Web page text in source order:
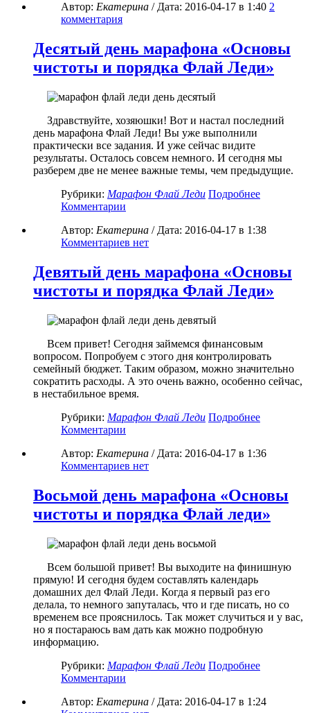
Автор: Екатерина / Дата: 2016-04-17 в 1:40 2
комментария
Десятый день марафона «Основы
чистоты и порядка Флай Леди»
Здравствуйте, хозяюшки! Вот и настал последний
день марафона Флай Леди! Вы уже выполнили
практически все задания. И уже сейчас видите
результаты. Осталось совсем немного. И сегодня мы
разберем две не менее важные темы, чем предыдущие.
Рубрики: Марафон Флай Леди Подробнее
Комментарии
Автор: Екатерина / Дата: 2016-04-17 в 1:38
Комментариев нет
Девятый день марафона «Основы
чистоты и порядка Флай Леди»
Всем привет! Сегодня займемся финансовым
вопросом. Попробуем с этого дня контролировать
семейный бюджет. Таким образом, можно значительно
сократить расходы. А это очень важно, особенно сейчас,
в нестабильное время.
Рубрики: Марафон Флай Леди Подробнее
Комментарии
Автор: Екатерина / Дата: 2016-04-17 в 1:36
Комментариев нет
Восьмой день марафона «Основы
чистоты и порядка Флай леди»
Всем большой привет! Вы выходите на финишную
прямую! И сегодня будем составлять календарь
домашних дел Флай Леди. Когда я первый раз его
делала, то немного запуталась, что и где писать, но со
временем все прояснилось. Так может случиться и у вас,
но я постараюсь вам дать как можно подробную
информацию.
Рубрики: Марафон Флай Леди Подробнее
Комментарии
Автор: Екатерина / Дата: 2016-04-17 в 1:24